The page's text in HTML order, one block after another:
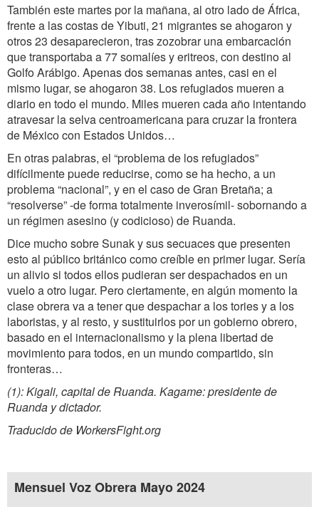
También este martes por la mañana, al otro lado de África,
frente a las costas de Yibuti, 21 migrantes se ahogaron y
otros 23 desaparecieron, tras zozobrar una embarcación
que transportaba a 77 somalíes y eritreos, con destino al
Golfo Arábigo. Apenas dos semanas antes, casi en el
mismo lugar, se ahogaron 38. Los refugiados mueren a
diario en todo el mundo. Miles mueren cada año intentando
atravesar la selva centroamericana para cruzar la frontera
de México con Estados Unidos…
En otras palabras, el “problema de los refugiados”
difícilmente puede reducirse, como se ha hecho, a un
problema “nacional”, y en el caso de Gran Bretaña; a
“resolverse” -de forma totalmente inverosímil- sobornando a
un régimen asesino (y codicioso) de Ruanda.
Dice mucho sobre Sunak y sus secuaces que presenten
esto al público británico como creíble en primer lugar. Sería
un alivio si todos ellos pudieran ser despachados en un
vuelo a otro lugar. Pero ciertamente, en algún momento la
clase obrera va a tener que despachar a los tories y a los
laboristas, y al resto, y sustituirlos por un gobierno obrero,
basado en el internacionalismo y la plena libertad de
movimiento para todos, en un mundo compartido, sin
fronteras…
(1): Kigali, capital de Ruanda. Kagame: presidente de
Ruanda y dictador.
Traducido de WorkersFight.org
Mensuel Voz Obrera Mayo 2024